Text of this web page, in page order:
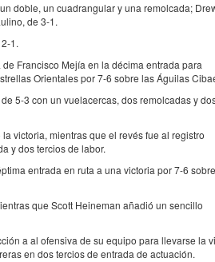
doble, un cuadrangular y una remolcada;
de 3-1.
1.
Francisco Mejía en la décima entrada para
Orientales por 7-6 sobre las Águilas
5-3 con un vuelacercas, dos remolcadas y
victoria, mientras que el revés fue al registro
y dos tercios de labor.
entrada en ruta a una victoria por 7-6
que Scott Heineman añadió un sencillo
a al ofensiva de su equipo para llevarse la
en dos tercios de entrada de actuación.